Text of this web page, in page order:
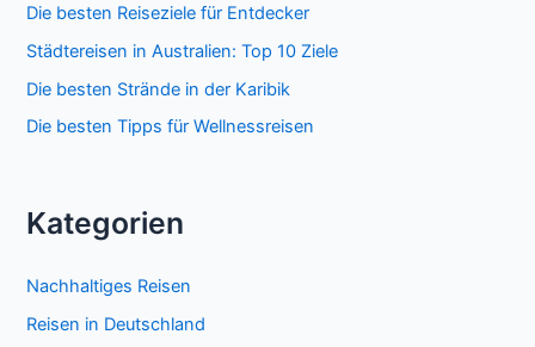
Die besten Reiseziele für Entdecker
Städtereisen in Australien: Top 10 Ziele
Die besten Strände in der Karibik
Die besten Tipps für Wellnessreisen
Kategorien
Nachhaltiges Reisen
Reisen in Deutschland